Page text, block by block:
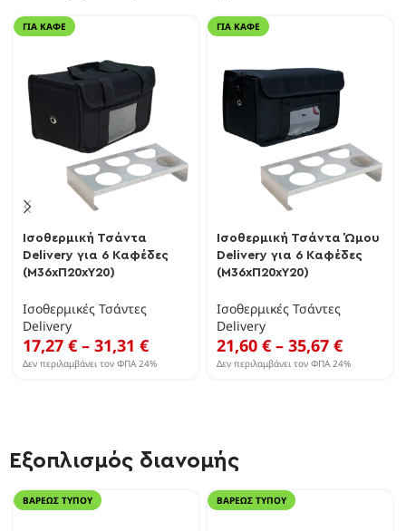
ΓΙΑ ΚΑΦΈ
Ισοθερμική Τσάντα
Delivery για 6 Καφέδες
(Μ36xΠ20xΥ20)
Ισοθερμικές Τσάντες
Delivery
17,27 € – 31,31 €
Δεν περιλαμβάνει τον ΦΠΑ 24%
ΓΙΑ ΚΑΦΈ
Ισοθερμική Τσάντα Ώμου
Delivery για 6 Καφέδες
(Μ36xΠ20xΥ20)
Ισοθερμικές Τσάντες
Delivery
21,60 € – 35,67 €
Δεν περιλαμβάνει τον ΦΠΑ 24%
Εξοπλισμός διανομής
ΒΑΡΈΩΣ ΤΎΠΟΥ ΒΑΡΈΩΣ ΤΎΠΟΥ